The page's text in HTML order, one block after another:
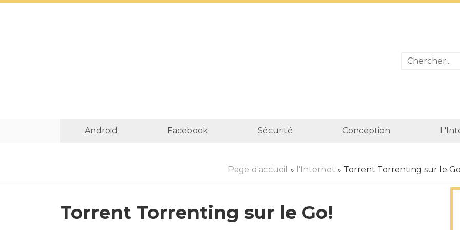
Android Facebook Sécurité Conception
Page d'accueil » l'Internet » Torrent Torrenting sur le
Torrent Torrenting sur le Go!